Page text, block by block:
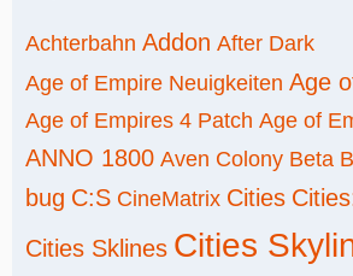
Achterbahn Addon After Dark
Age of Empire Neuigkeiten Age
Age of Empires 4 Patch Age of
ANNO 1800 Aven Colony Beta
bug C:S CineMatrix Cities
Cities Sklines Cities